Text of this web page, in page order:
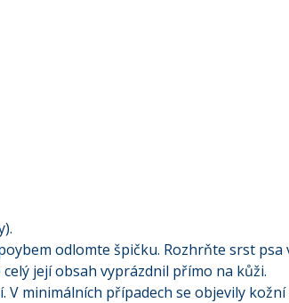
odlomte špičku. Rozhrňte srst
její obsah vyprázdnil přímo na kůži.
minimálních případech se objevily